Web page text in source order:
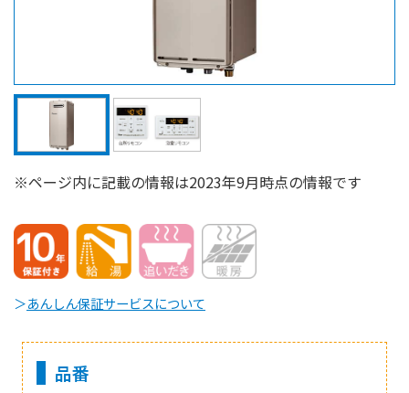
※ページ内に記載の情報は2023年9月時点の情報です
＞あんしん保証サービスについて
品番